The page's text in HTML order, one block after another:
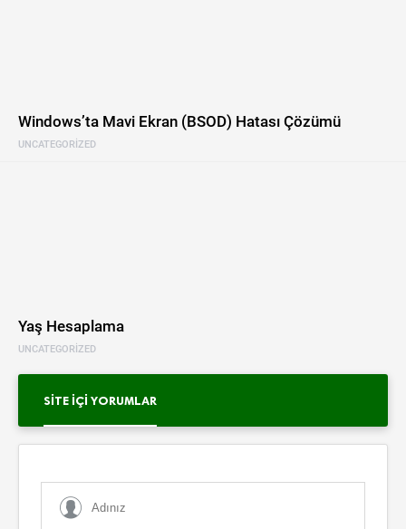
UNCATEGORIZED
Windows’ta Mavi Ekran (BSOD) Hatası Çözümü
UNCATEGORIZED
Yaş Hesaplama
SITE İÇI YORUMLAR